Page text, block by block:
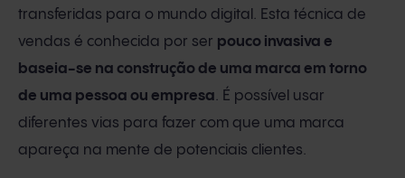
transferidas para o mundo digital. Esta técnica de
vendas é conhecida por ser pouco invasiva e
baseia-se na construção de uma marca em torno
de uma pessoa ou empresa. É possível usar
diferentes vias para fazer com que uma marca
apareça na mente de potenciais clientes.